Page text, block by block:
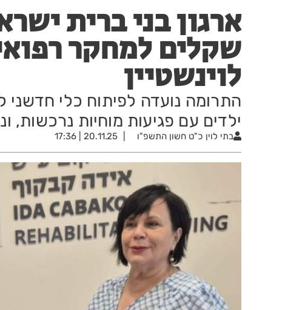
ארגון בני ברית
שקלים למחקר
לוינשטיין
התרומה נועדה לפיתוח כלי חדשני
ילדים עם פגיעות מוחיות נרכשות,
בתי לוין כ"ט חשון התשפ"ו 20.11.25 | 17:36